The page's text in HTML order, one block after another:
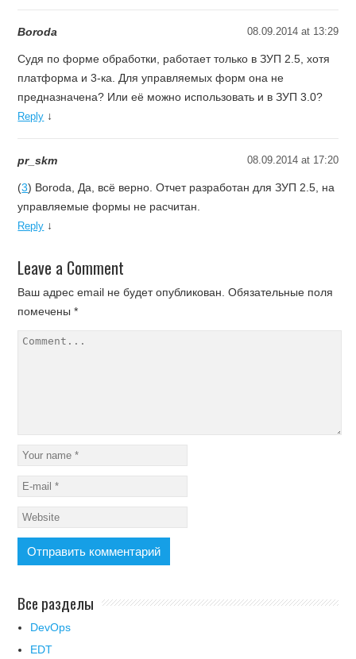
Boroda 08.09.2014 at 13:29
Судя по форме обработки, работает только в ЗУП 2.5, хотя
платформа и 3-ка. Для управляемых форм она не
предназначена? Или её можно использовать и в ЗУП 3.0?
Reply ↓
pr_skm 08.09.2014 at 17:20
(3) Boroda, Да, всё верно. Отчет разработан для ЗУП 2.5, на
управляемые формы не расчитан.
Reply ↓
Leave a Comment
Ваш адрес email не будет опубликован. Обязательные поля
помечены*
Все разделы
DevOps
EDT